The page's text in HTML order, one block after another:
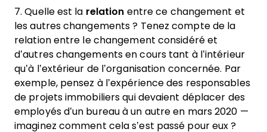
7. Quelle est la relation entre ce changement et
les autres changements ? Tenez compte de la
relation entre le changement considéré et
d’autres changements en cours tant à l’intérieur
qu’à l’extérieur de l’organisation concernée. Par
exemple, pensez à l’expérience des responsables
de projets immobiliers qui devaient déplacer des
employés d’un bureau à un autre en mars 2020 —
imaginez comment cela s’est passé pour eux ?